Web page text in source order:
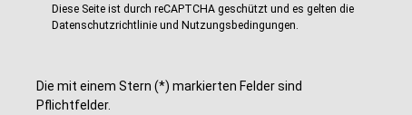
Diese Seite ist durch reCAPTCHA geschützt und es gelten die
Datenschutzrichtlinie und Nutzungsbedingungen.
Die mit einem Stern (*) markierten Felder sind
Pflichtfelder.